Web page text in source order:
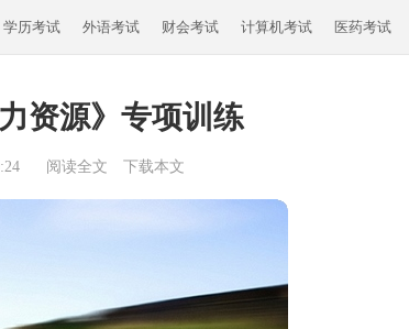
学历考试 外语考试 财会考试 计算机考试 医药考试
资源》专项训练
阅读全文 下载本文